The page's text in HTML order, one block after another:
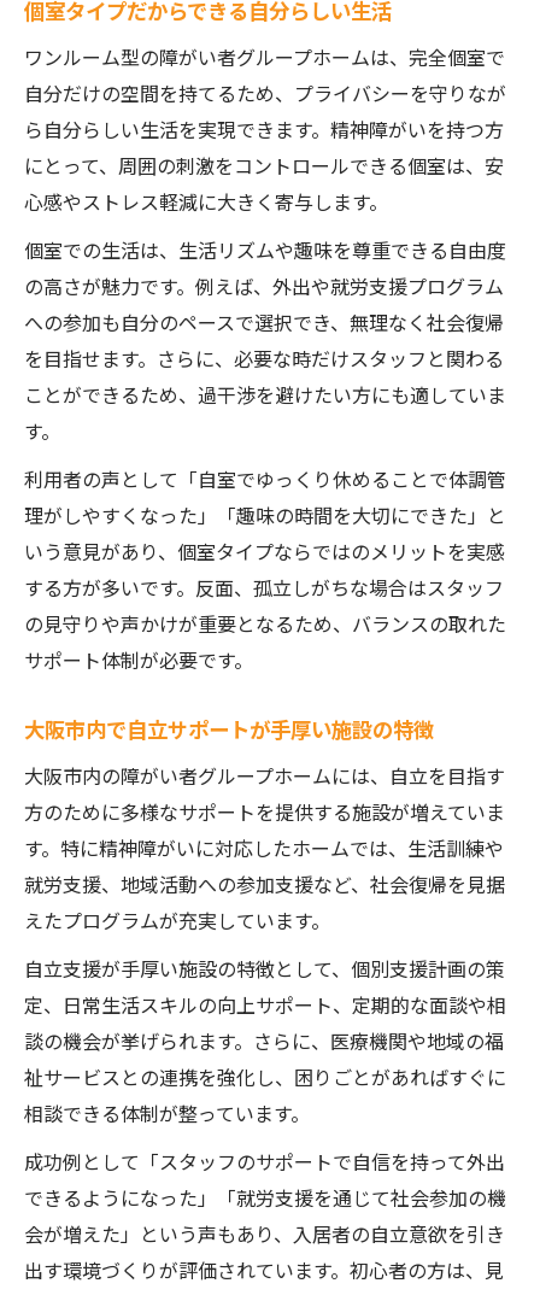
個室タイプだからできる自分らしい生活
ワンルーム型の障がい者グループホームは、完全個室で
自分だけの空間を持てるため、プライバシーを守りなが
ら自分らしい生活を実現できます。精神障がいを持つ方
にとって、周囲の刺激をコントロールできる個室は、安
心感やストレス軽減に大きく寄与します。
個室での生活は、生活リズムや趣味を尊重できる自由度
の高さが魅力です。例えば、外出や就労支援プログラム
への参加も自分のペースで選択でき、無理なく社会復帰
を目指せます。さらに、必要な時だけスタッフと関わる
ことができるため、過干渉を避けたい方にも適していま
す。
利用者の声として「自室でゆっくり休めることで体調管
理がしやすくなった」「趣味の時間を大切にできた」と
いう意見があり、個室タイプならではのメリットを実感
する方が多いです。反面、孤立しがちな場合はスタッフ
の見守りや声かけが重要となるため、バランスの取れた
サポート体制が必要です。
大阪市内で自立サポートが手厚い施設の特徴
大阪市内の障がい者グループホームには、自立を目指す
方のために多様なサポートを提供する施設が増えていま
す。特に精神障がいに対応したホームでは、生活訓練や
就労支援、地域活動への参加支援など、社会復帰を見据
えたプログラムが充実しています。
自立支援が手厚い施設の特徴として、個別支援計画の策
定、日常生活スキルの向上サポート、定期的な面談や相
談の機会が挙げられます。さらに、医療機関や地域の福
祉サービスとの連携を強化し、困りごとがあればすぐに
相談できる体制が整っています。
成功例として「スタッフのサポートで自信を持って外出
できるようになった」「就労支援を通じて社会参加の機
会が増えた」という声もあり、入居者の自立意欲を引き
出す環境づくりが評価されています。初心者の方は、見